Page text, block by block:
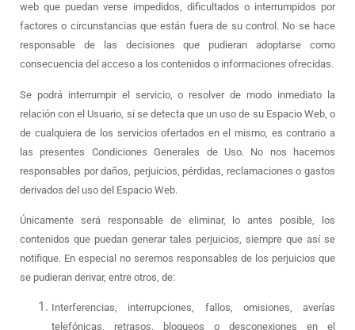
web que puedan verse impedidos, dificultados o interrumpidos por
factores o circunstancias que están fuera de su control. No se hace
responsable de las decisiones que pudieran adoptarse como
consecuencia del acceso a los contenidos o informaciones ofrecidas.
Se podrá interrumpir el servicio, o resolver de modo inmediato la
relación con el Usuario, si se detecta que un uso de su Espacio Web, o
de cualquiera de los servicios ofertados en el mismo, es contrario a
las presentes Condiciones Generales de Uso. No nos hacemos
responsables por daños, perjuicios, pérdidas, reclamaciones o gastos
derivados del uso del Espacio Web.
Únicamente será responsable de eliminar, lo antes posible, los
contenidos que puedan generar tales perjuicios, siempre que así se
notifique. En especial no seremos responsables de los perjuicios que
se pudieran derivar, entre otros, de:
Interferencias, interrupciones, fallos, omisiones, averías
telefónicas, retrasos, bloqueos o desconexiones en el